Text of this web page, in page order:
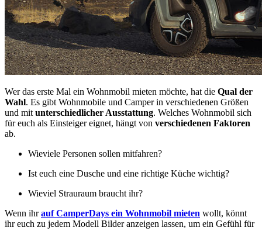
Wer das erste Mal ein Wohnmobil mieten möchte, hat die Qual der
Wahl. Es gibt Wohnmobile und Camper in verschiedenen Größen
und mit unterschiedlicher Ausstattung. Welches Wohnmobil sich
für euch als Einsteiger eignet, hängt von verschiedenen Faktoren
ab.
Wieviele Personen sollen mitfahren?
Ist euch eine Dusche und eine richtige Küche wichtig?
Wieviel Strauraum braucht ihr?
Wenn ihrauf CamperDays ein Wohnmobil mieten wollt, könnt
ihr euch zu jedem Modell Bilder anzeigen lassen, um ein Gefühl für